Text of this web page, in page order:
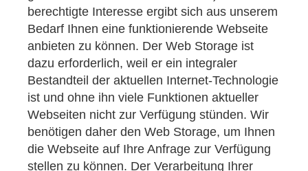
berechtigte Interesse ergibt sich aus unserem
Bedarf Ihnen eine funktionierende Webseite
anbieten zu können. Der Web Storage ist
dazu erforderlich, weil er ein integraler
Bestandteil der aktuellen Internet-Technologie
ist und ohne ihn viele Funktionen aktueller
Webseiten nicht zur Verfügung stünden. Wir
benötigen daher den Web Storage, um Ihnen
die Webseite auf Ihre Anfrage zur Verfügung
stellen zu können. Der Verarbeitung Ihrer